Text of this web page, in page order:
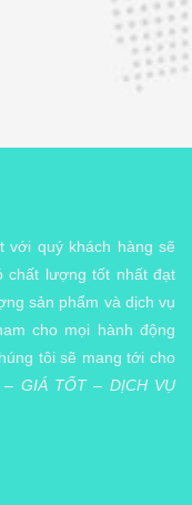
với quý khách hàng sẽ
chất lượng tốt nhất đạt
sản phẩm và dịch vụ
cho mọi hành động
tôi sẽ mang tới cho
– GIÁ TỐT – DỊCH VỤ